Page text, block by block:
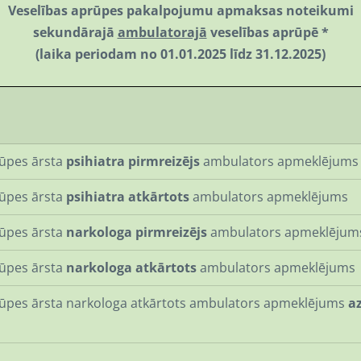
Veselības aprūpes pakalpojumu apmaksas noteikumi
sekundārajā ambulatorajā veselības aprūpē *
(laika periodam no 01.01.2025 līdz 31.12.2025)
ārsta psihiatra pirmreizējsambulators apmeklējums
ārsta psihiatra atkārtotsambulators apmeklējums
ārsta narkologa pirmreizējsambulators
ārsta narkologa atkārtotsambulators apmeklējums
ārsta narkologa atkārtots ambulators apmeklējums